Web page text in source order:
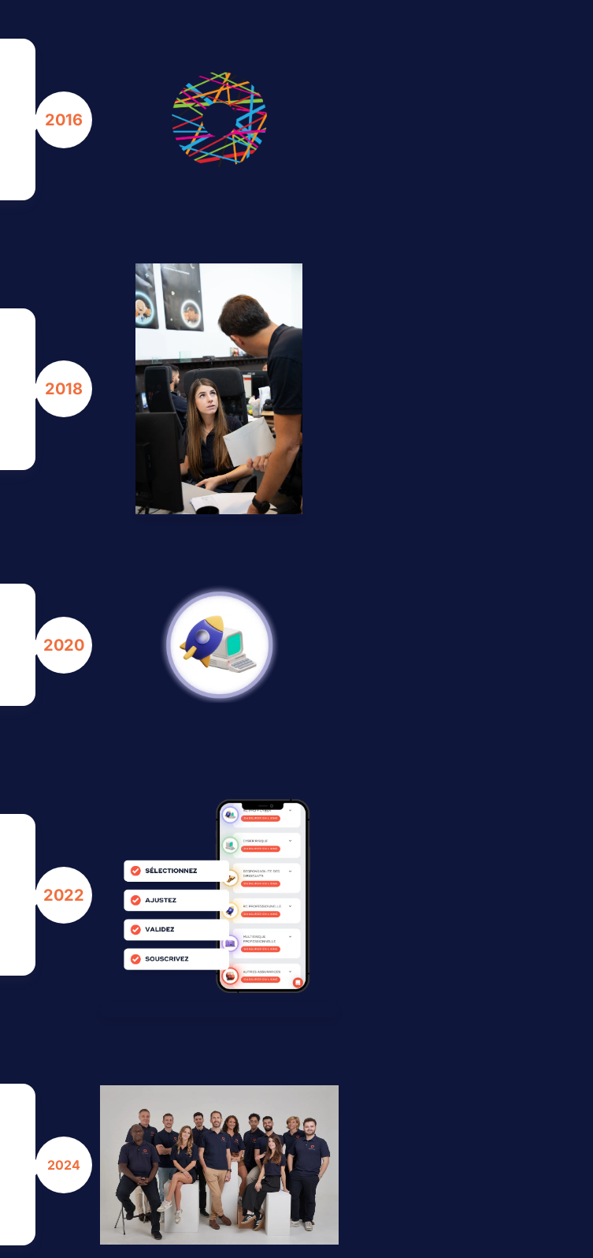
2016
2018
2020
2022
2024